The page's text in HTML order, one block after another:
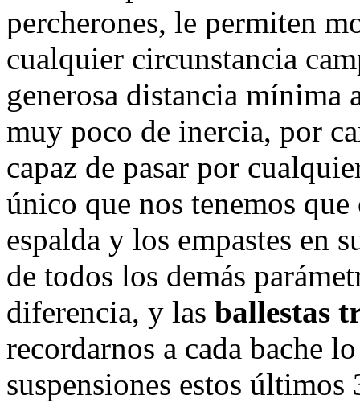
percherones, le permiten
cualquier circunstancia
generosa distancia
muy poco de inercia, por
capaz de pasar por
único que nos tenemos
espalda y los empastes en
de todos los demás
diferencia, y las ballestas
recordarnos a cada bache
suspensiones estos últimos